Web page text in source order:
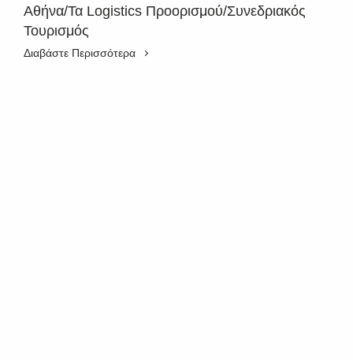
Αθήνα/Τα Logistics Προορισμού/Συνεδριακός
Τουρισμός
Διαβάστε Περισσότερα